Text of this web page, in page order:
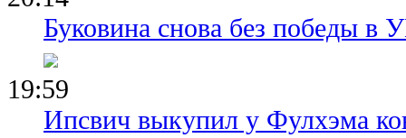
Буковина снова без победы
19:59
Ипсвич выкупил у Фулхэма